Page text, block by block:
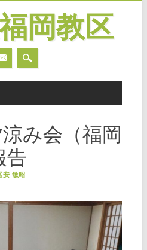
岡教区
み会（福岡
告
安 敏昭